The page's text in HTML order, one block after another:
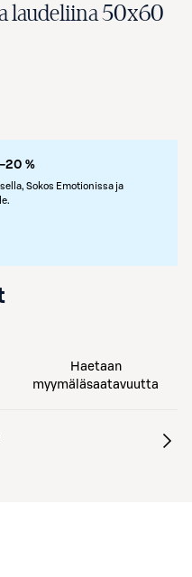
laudeliina 50x60
%
Sokos Emotionissa ja
Haetaan
myymäläsaatavuutta